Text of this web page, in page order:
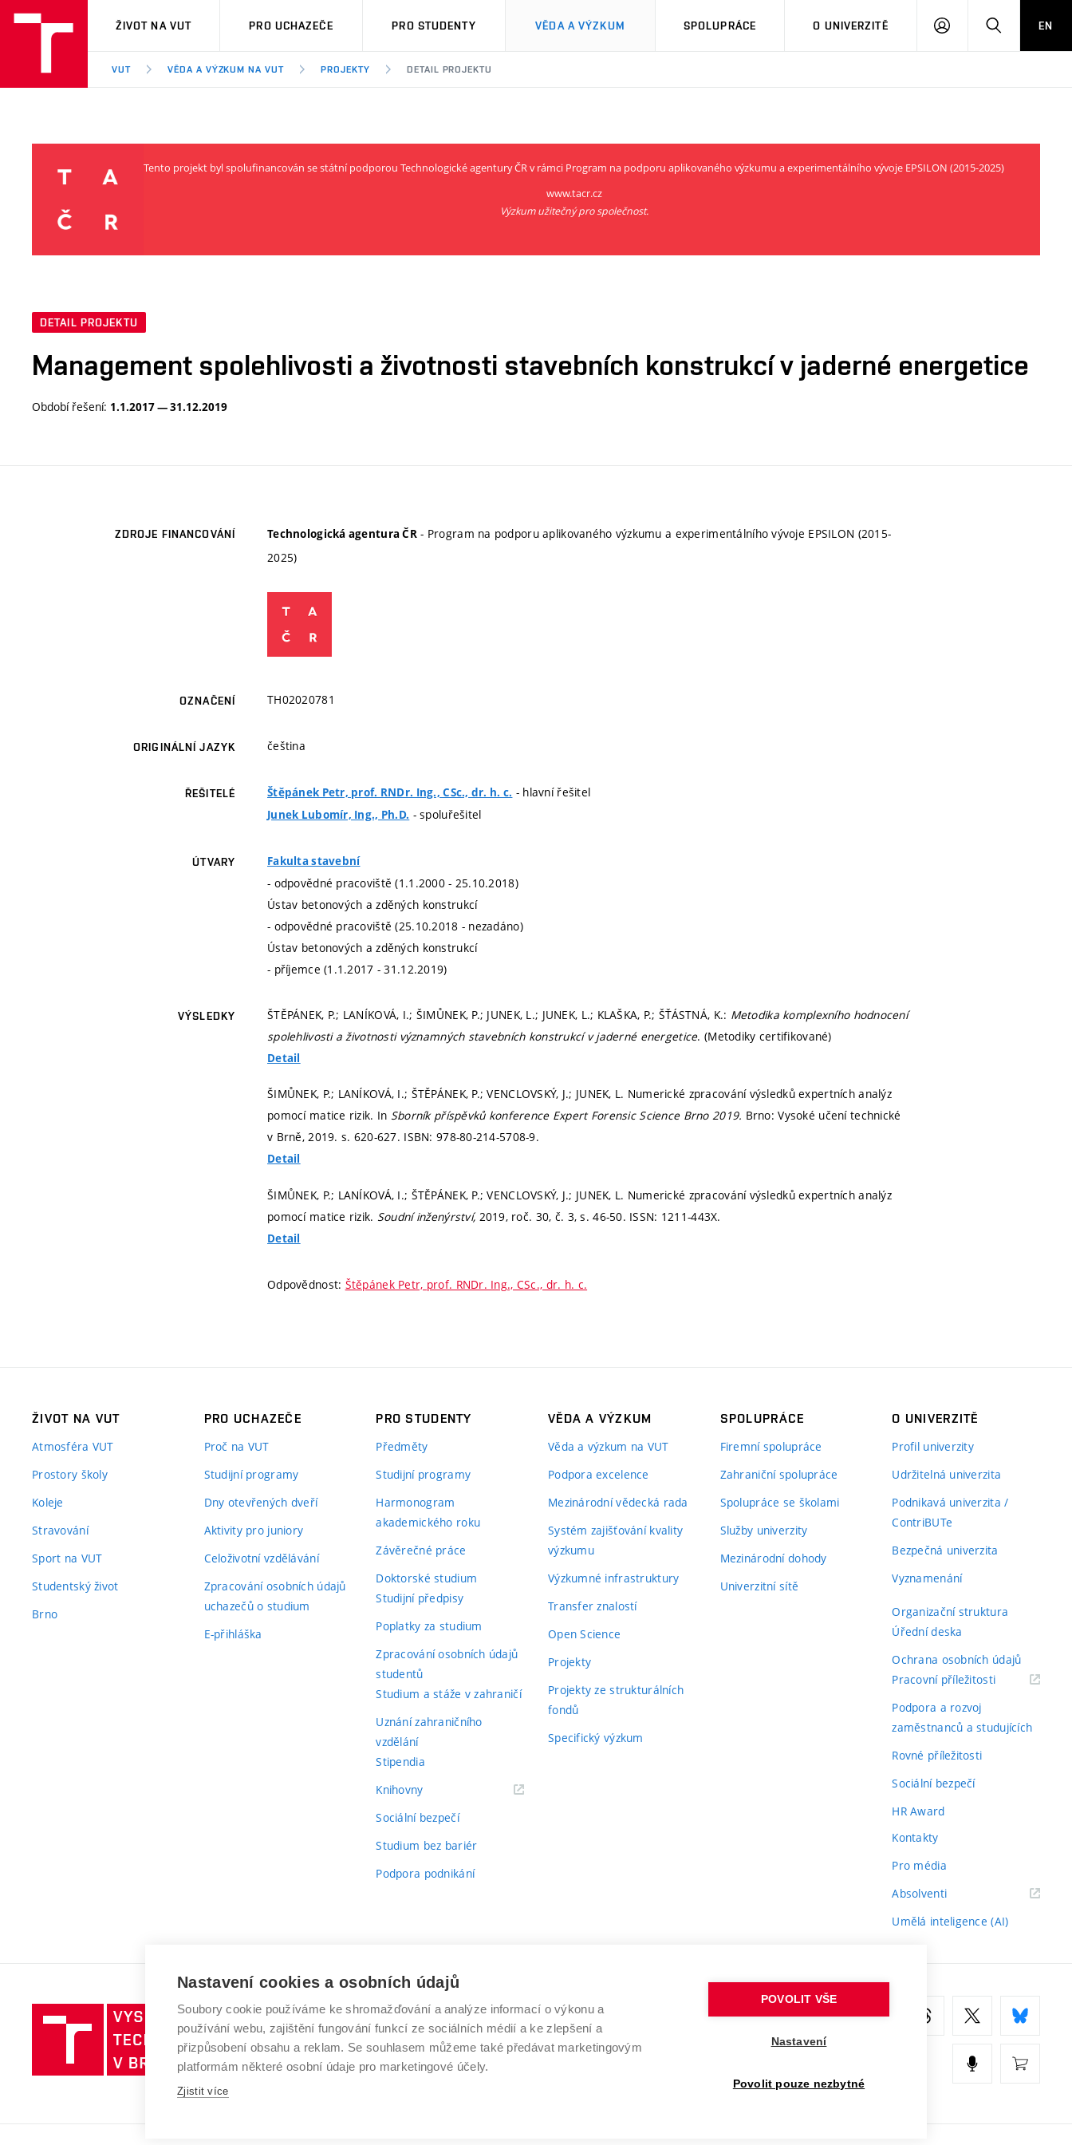
VUT
ŽIVOT NA VUT PRO UCHAZEČE PRO STUDENTY VĚDA A VÝZKUM SPOLUPRÁCE O UNIVERZITĚ
PŘIHLÁSIT HLEDATEN
VUT VĚDA A VÝZKUM NA VUT PROJEKTY DETAIL PROJEKTU
Tento projekt byl spolufinancován se státní podporou Technologické agentury ČR v rámci Program na podporu aplikovaného výzkumu a experimentálního vývoje EPSILON (2015-2025)
www.tacr.cz
Výzkum užitečný pro společnost.
DETAIL PROJEKTU
Management spolehlivosti a životnosti stavebních konstrukcí v jaderné energetice
Období řešení: 1.1.2017 — 31.12.2019
ZDROJE FINANCOVÁNÍ Technologická agentura ČR - Program na podporu aplikovaného výzkumu a experimentálního vývoje EPSILON (2015-
2025)
OZNAČENÍ TH02020781
ORIGINÁLNÍ JAZYK čeština
ŘEŠITELÉ Štěpánek Petr, prof. RNDr. Ing., CSc., dr. h. c. - hlavní řešitel
Junek Lubomír, Ing., Ph.D. - spoluřešitel
ÚTVARY Fakulta stavební
- odpovědné pracoviště (1.1.2000 - 25.10.2018)
Ústav betonových a zděných konstrukcí
- odpovědné pracoviště (25.10.2018 - nezadáno)
Ústav betonových a zděných konstrukcí
- příjemce (1.1.2017 - 31.12.2019)
VÝSLEDKY ŠTĚPÁNEK, P.; LANÍKOVÁ, I.; ŠIMŮNEK, P.; JUNEK, L.; JUNEK, L.; KLAŠKA, P.; ŠŤÁSTNÁ, K.: Metodika komplexního hodnocení
spolehlivosti a životnosti významných stavebních konstrukcí v jaderné energetice. (Metodiky certifikované)
Detail
ŠIMŮNEK, P.; LANÍKOVÁ, I.; ŠTĚPÁNEK, P.; VENCLOVSKÝ, J.; JUNEK, L. Numerické zpracování výsledků expertních analýz
pomocí matice rizik. In Sborník příspěvků konference Expert Forensic Science Brno 2019. Brno: Vysoké učení technické
v Brně, 2019. s. 620-627. ISBN: 978-80-214-5708-9.
Detail
ŠIMŮNEK, P.; LANÍKOVÁ, I.; ŠTĚPÁNEK, P.; VENCLOVSKÝ, J.; JUNEK, L. Numerické zpracování výsledků expertních analýz
pomocí matice rizik. Soudní inženýrství, 2019, roč. 30, č. 3,s. 46-50. ISSN: 1211-443X.
Detail
Odpovědnost: Štěpánek Petr, prof. RNDr. Ing., CSc., dr. h. c.
ŽIVOT NA VUT
Atmosféra VUT
Prostory školy
Koleje
Stravování
Sport na VUT
Studentský život
Brno
PRO UCHAZEČE
Proč na VUT
Studijní programy
Dny otevřených dveří
Aktivity pro juniory
Celoživotní vzdělávání
Zpracování osobních údajů
uchazečů o studium
E-přihláška
PRO STUDENTY
Předměty
Studijní programy
Harmonogram
akademického roku
Závěrečné práce
Doktorské studium
Studijní předpisy
Poplatky za studium
Zpracování osobních údajů
studentů
Studium a stáže v zahraničí
Uznání zahraničního
vzdělání
Stipendia
Knihovny(externí
Sociální bezpečí
Studium bez bariér
Podpora podnikání
VĚDA A VÝZKUM
Věda a výzkum na VUT
Podpora excelence
Mezinárodní vědecká rada
Systém zajišťování kvality
výzkumu
Výzkumné infrastruktury
Transfer znalostí
Open Science
Projekty
Projekty ze strukturálních
fondů
Specifický výzkum
SPOLUPRÁCE
Firemní spolupráce
Zahraniční spolupráce
Spolupráce se školami
Služby univerzity
Mezinárodní dohody
Univerzitní sítě
O UNIVERZITĚ
Profil univerzity
Udržitelná univerzita
Podnikavá univerzita /
ContriBUTe
Bezpečná univerzita
Vyznamenání
Organizační struktura
Úřední deska
Ochrana osobních údajů
Pracovní příležitosti(externí
Podpora a rozvoj
zaměstnanců a studujících
Rovné příležitosti
Sociální bezpečí
HR Award
Kontakty
Pro média
Absolventi(externí
Umělá inteligence (AI)
Vysoké
učení
technické
v
VYSOKÉ UČENÍ TECHNICKÉ V BRNĚ
Antonínská 548/1
602 00 Brno
www.vut.cz
Nastavení cookies a osobních údajů
Soubory cookie používáme ke shromažďování a analýze informací o výkonu a
používání webu, zajištění fungování funkcí ze sociálních médií a ke zlepšení a
přizpůsobení obsahu a reklam. Se souhlasem můžeme také předávat marketingovým
platformám některé osobní údaje pro marketingové účely.
Zjistit více
POVOLIT VŠE
Nastavení
Povolit pouze nezbytné